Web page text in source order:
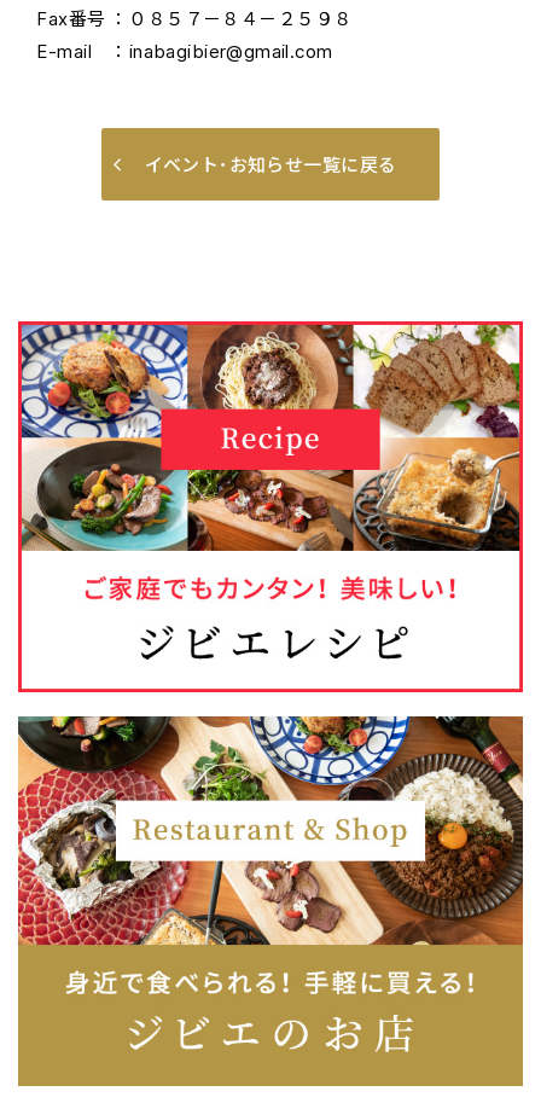
Fax番号 ：０８５７－８４－２５９８
E-mail ：inabagibier@gmail.com
イベント･お知らせ一覧に戻る